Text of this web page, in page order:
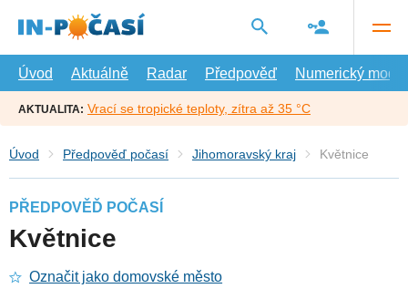
hlavní
Úvod
Aktuálně Radar Předpověď Numerický model
AKTUALITA: Vrací se tropické teploty, zítra až 35 °C
Úvod Předpověď počasí Jihomoravský kraj Květnice
PŘEDPOVĚĎ POČASÍ
Květnice
Označit jako domovské město